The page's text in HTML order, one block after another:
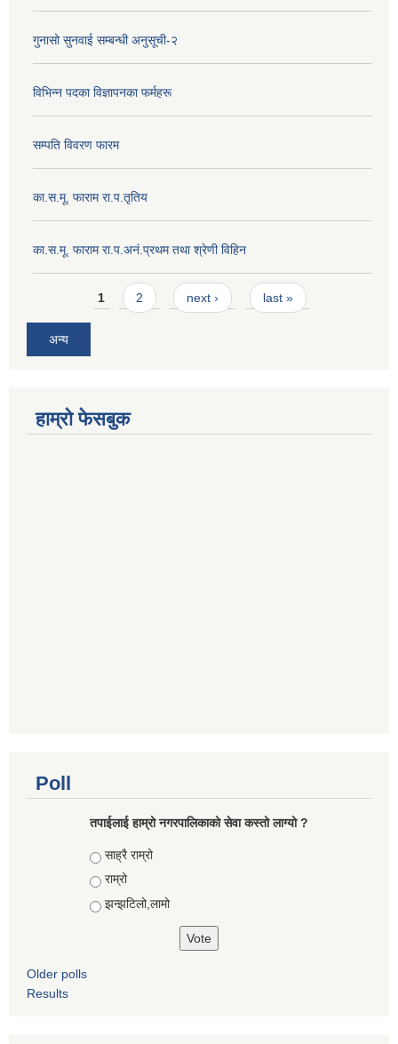
गुनासो सुनवाई सम्बन्धी अनुसूची-२
विभिन्न पदका विज्ञापनका फर्महरू
सम्पति विवरण फारम
का.स.मू. फाराम रा.प.तृतिय
का.स.मू. फाराम रा.प.अनं.प्रथम तथा श्रेणी विहिन
Pages1 2 next › last »
अन्य
हाम्रो फेसबुक
Poll
तपाईलाई हाम्रो नगरपालिकाको सेवा कस्तो लाग्यो ?
Choices
साह्रै राम्रो
राम्रो
झन्झटिलो,लामो
Older polls
Results